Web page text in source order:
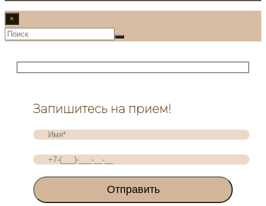
×
Запишитесь на прием!